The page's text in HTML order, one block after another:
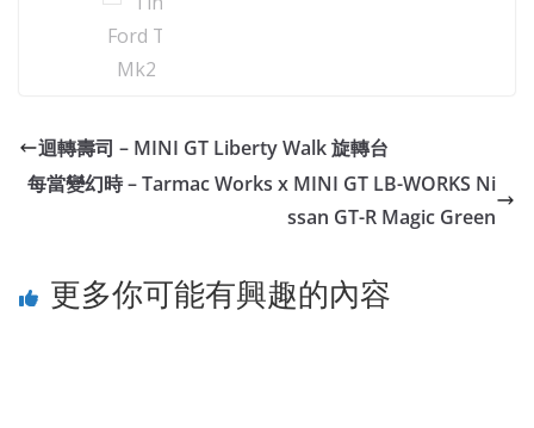
迴轉壽司 – MINI GT Liberty Walk 旋轉台
每當變幻時 – Tarmac Works x MINI GT LB-WORKS Ni
ssan GT-R Magic Green
更多你可能有興趣的內容